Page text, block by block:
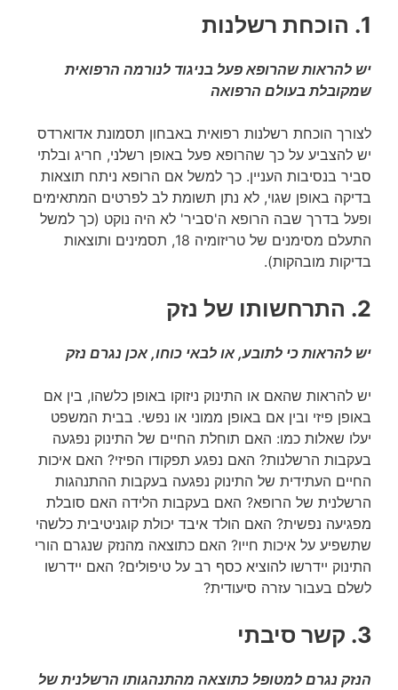
1. הוכחת רשלנות
יש להראות שהרופא פעל בניגוד לנורמה הרפואית
שמקובלת בעולם הרפואה
לצורך הוכחת רשלנות רפואית באבחון תסמונת אדוארדס
יש להצביע על כך שהרופא פעל באופן רשלני, חריג ובלתי
סביר בנסיבות העניין. כך למשל אם הרופא ניתח תוצאות
בדיקה באופן שגוי, לא נתן תשומת לב לפרטים המתאימים
ופעל בדרך שבה הרופא ה'סביר' לא היה נוקט (כך למשל
התעלם מסימנים של טריזומיה 18, תסמינים ותוצאות
בדיקות מובהקות).
2. התרחשותו של נזק
יש להראות כי לתובע, או לבאי כוחו, אכן נגרם נזק
יש להראות שהאם או התינוק ניזוקו באופן כלשהו, בין אם
באופן פיזי ובין אם באופן ממוני או נפשי. בבית המשפט
יעלו שאלות כמו: האם תוחלת החיים של התינוק נפגעה
בעקבות הרשלנות? האם נפגע תפקודו הפיזי? האם איכות
החיים העתידית של התינוק נפגעה בעקבות ההתנהגות
הרשלנית של הרופא? האם בעקבות הלידה האם סובלת
מפגיעה נפשית? האם הולד איבד יכולת קוגניטיבית כלשהי
שתשפיע על איכות חייו? האם כתוצאה מהנזק שנגרם הורי
התינוק יידרשו להוציא כסף רב על טיפולים? האם יידרשו
לשלם בעבור עזרה סיעודית?
3. קשר סיבתי
הנזק נגרם למטופל כתוצאה מהתנהגותו הרשלנית של